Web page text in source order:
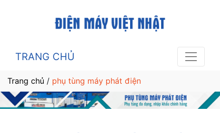
TRANG CHỦ
Trang chủ / phụ tùng máy phát điện